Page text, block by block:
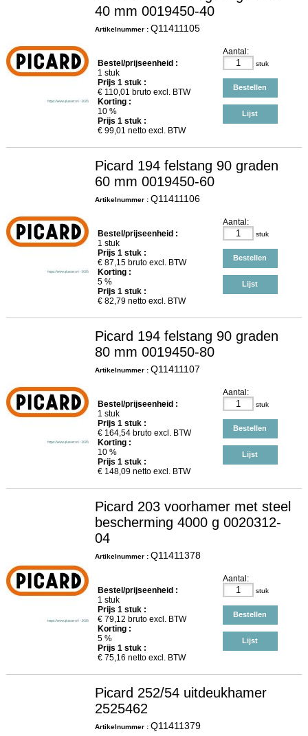
40 mm 0019450-40
Artikelnummer : Q11411105
Bestel/prijseenheid :
1 stuk
Prijs 1stuk :
€ 110,01 bruto excl. BTW
Korting :
10 %
Prijs 1stuk :
€ 99,01 netto excl. BTW
Aantal:
stuk
Bestellen
Lijst
Picard 194 felstang 90 graden
60 mm 0019450-60
Artikelnummer : Q11411106
Bestel/prijseenheid :
1 stuk
Prijs 1stuk :
€ 87,15bruto excl. BTW
Korting :
5 %
Prijs 1stuk :
€ 82,79netto excl. BTW
Aantal:
stuk
Bestellen
Lijst
Picard 194 felstang 90 graden
80 mm 0019450-80
Artikelnummer : Q11411107
Bestel/prijseenheid :
1 stuk
Prijs 1stuk :
€ 164,54bruto excl. BTW
Korting :
10 %
Prijs 1stuk :
€ 148,09netto excl. BTW
Aantal:
stuk
Bestellen
Lijst
Picard 203 voorhamer met steel
bescherming 4000 g 0020312-
04
Artikelnummer : Q11411378
Bestel/prijseenheid :
1 stuk
Prijs 1stuk :
€ 79,12 bruto excl. BTW
Korting :
5 %
Prijs 1stuk :
€ 75,16 netto excl. BTW
Aantal:
stuk
Bestellen
Lijst
Picard 252/54 uitdeukhamer
2525462
Artikelnummer : Q11411379